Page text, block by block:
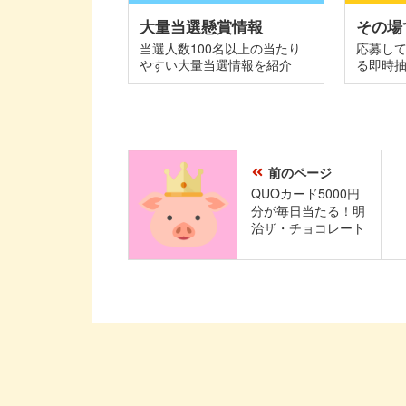
大量当選懸賞情報
当選人数100名以上の当たり
やすい大量当選情報を紹介
その
応募し
る即時
前のページ
QUOカード5000円
分が毎日当たる！明
治ザ・チョコレート